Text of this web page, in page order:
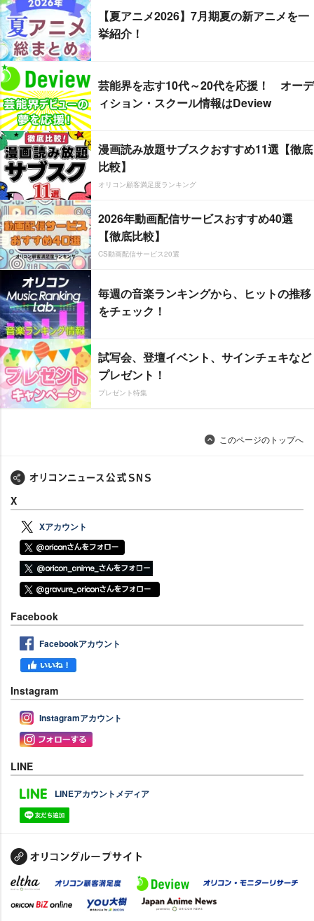
【夏アニメ2026】7月期夏の新アニメを一
挙紹介！
芸能界を志す10代～20代を応援！ オーデ
ィション・スクール情報はDeview
漫画読み放題サブスクおすすめ11選【徹底
比較】
オリコン顧客満足度ランキング
2026年動画配信サービスおすすめ40選
【徹底比較】
CS動画配信サービス20選
毎週の音楽ランキングから、ヒットの推移
をチェック！
試写会、登壇イベント、サインチェキなど
プレゼント！
プレゼント特集
このページのトップへ
X
Xアカウント
Facebook
Facebookアカウント
Instagram
Instagramアカウント
LINE
LINEアカウントメディア